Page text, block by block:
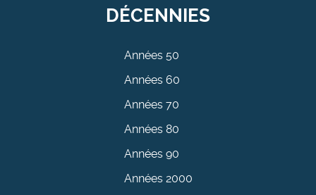
DÉCENNIES
Années 50
Années 60
Années 70
Années 80
Années 90
Années 2000